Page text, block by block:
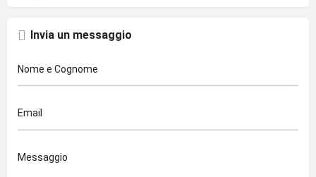
Invia un messaggio